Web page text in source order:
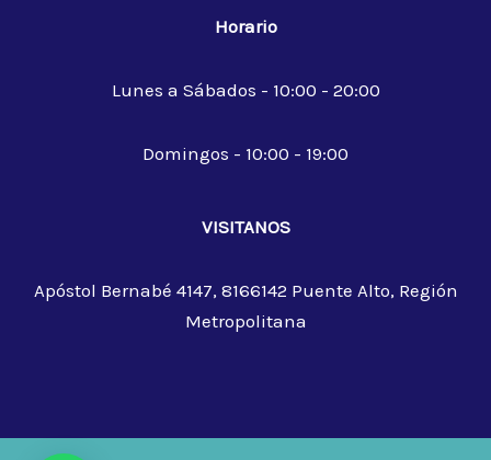
Horario
Lunes a Sábados - 10:00 - 20:00
Domingos - 10:00 - 19:00
VISITANOS
Apóstol Bernabé 4147, 8166142 Puente Alto, Región
Metropolitana